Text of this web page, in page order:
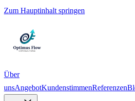
Zum Hauptinhalt springen
Über
unsAngebotKundenstimmenReferenzen